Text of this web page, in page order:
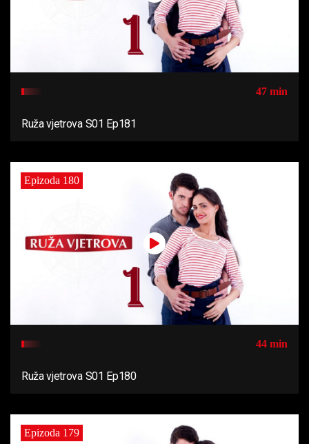
47 min
Ruža vjetrova S01 Ep181
Epizoda 180
44 min
Ruža vjetrova S01 Ep180
Epizoda 179